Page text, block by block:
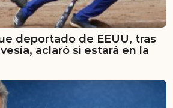
deportado de EEUU, tras
aclaró si estará en la